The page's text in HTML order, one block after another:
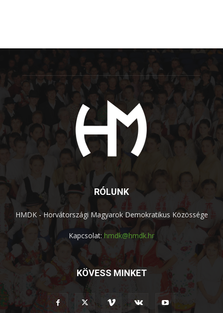
RÓLUNK
HMDK - Horvátországi Magyarok Demokratikus Közössége
Kapcsolat: hmdk@hmdk.hr
KÖVESS MINKET